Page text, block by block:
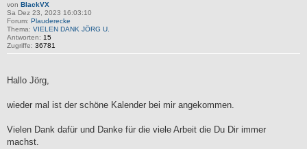
von BlackVX
Sa Dez 23, 2023 16:03:10
Forum: Plauderecke
Thema: VIELEN DANK JÖRG U.
Antworten: 15
Zugriffe: 36781
Hallo Jörg,
wieder mal ist der schöne Kalender bei mir angekommen.
Vielen Dank dafür und Danke für die viele Arbeit die Du Dir immer
machst.